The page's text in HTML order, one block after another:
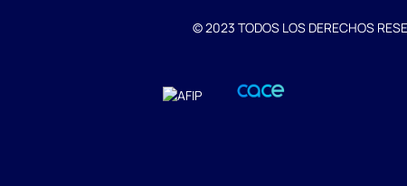
© 2023 TODOS LOS DERECHOS